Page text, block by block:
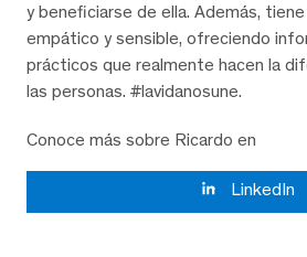
y beneficiarse de ella. Además,
empático y sensible, ofreciendo
prácticos que realmente hacen la
las personas. #lavidanosune.
Conoce más sobre Ricardo en
LinkedIn